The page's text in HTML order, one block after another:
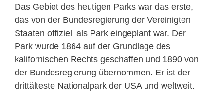
Das Gebiet des heutigen Parks war das erste,
das von der Bundesregierung der Vereinigten
Staaten offiziell als Park eingeplant war. Der
Park wurde 1864 auf der Grundlage des
kalifornischen Rechts geschaffen und 1890 von
der Bundesregierung übernommen. Er ist der
drittälteste Nationalpark der USA und weltweit.